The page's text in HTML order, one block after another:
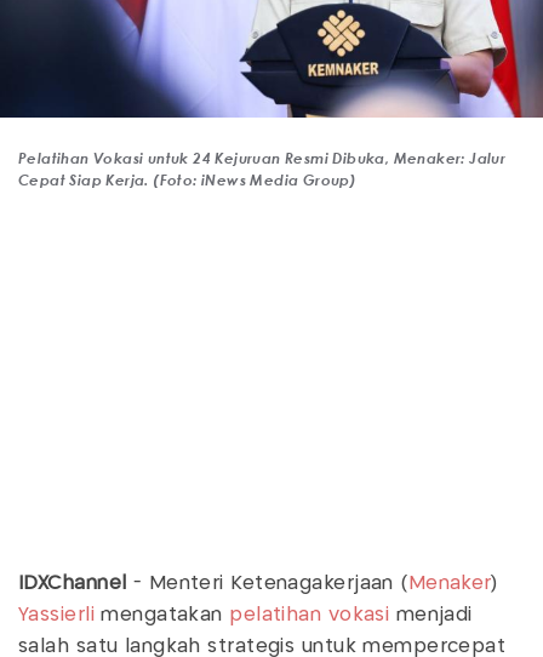
Pelatihan Vokasi untuk 24 Kejuruan Resmi Dibuka, Menaker: Jalur
Cepat Siap Kerja. (Foto: iNews Media Group)
IDXChannel - Menteri Ketenagakerjaan ( Menaker)
Yassierlimengatakan pelatihan vokasi menjadi
salah satu langkah strategis untuk mempercepat